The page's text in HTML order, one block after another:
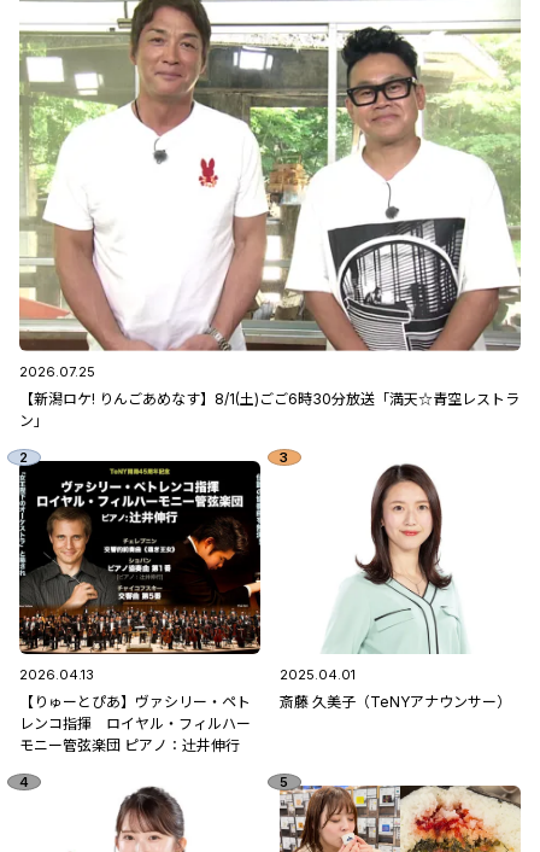
2026.07.25
【新潟ロケ! りんごあめなす】8/1(土)ごご6時30分放送「満天☆青空レストラ
ン」
2026.04.13
【りゅーとぴあ】ヴァシリー・ペト
レンコ指揮 ロイヤル・フィルハー
モニー管弦楽団 ピアノ：辻󠄀井伸行
2025.04.01
斎藤 久美子（TeNYアナウンサー）